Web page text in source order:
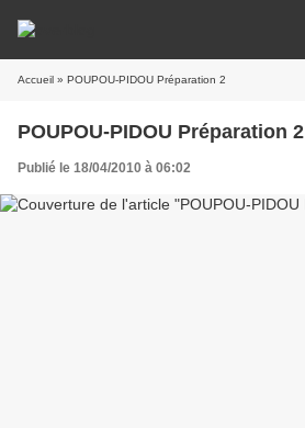
Accueil » POUPOU-PIDOU Préparation 2
POUPOU-PIDOU Préparation 2
Publié le 18/04/2010 à 06:02